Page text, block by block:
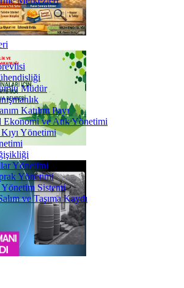
Müdür
Katılım Payı
Ekonomi ve Atık Yönetimi
Yönetimi
Yönetimi
Yönetimi
Sistemi
ve Taşıma Kaydı